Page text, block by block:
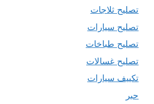
تصليح ثلاجات
تصليح سيارات
تصليح طباخات
تصليح غسالات
تكييف سيارات
حبر